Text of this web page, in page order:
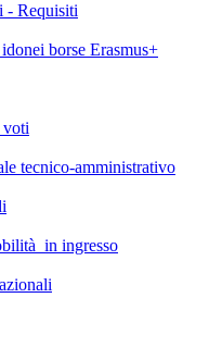
- Requisiti
borse Erasmus+
voti
tecnico-amministrativo
in ingresso